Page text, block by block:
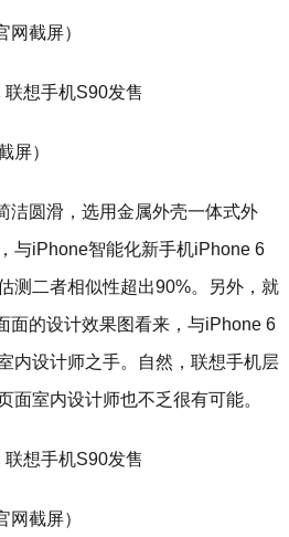
网截屏）
屏）
洁圆滑，选用金属外壳一体式外
与iPhone智能化新手机iPhone 6
测二者相似性超出90%。另外，就
面的设计效果图看来，与iPhone 6
内设计师之手。自然，联想手机层
面室内设计师也不乏很有可能。
网截屏）